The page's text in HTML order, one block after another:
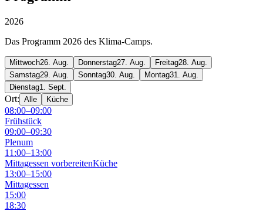
2026
Das Programm 2026 des Klima-Camps.
Mittwoch26. Aug. Donnerstag27. Aug. Freitag28. Aug.
Samstag29. Aug. Sonntag30. Aug. Montag31. Aug.
Dienstag1. Sept.
Ort: Alle Küche
08:00–09:00
Frühstück
09:00–09:30
Plenum
11:00–13:00
Mittagessen vorbereitenKüche
13:00–15:00
Mittagessen
15:00
18:30